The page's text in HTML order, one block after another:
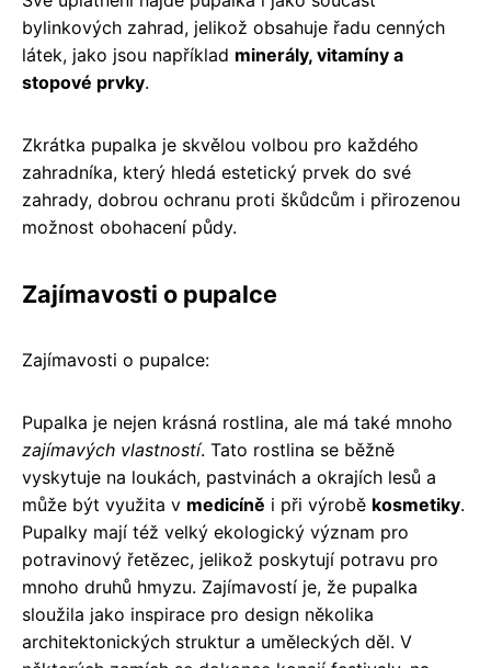
bylinkových zahrad, jelikož obsahuje řadu cenných
látek, jako jsou například minerály, vitamíny a
stopové prvky.
Zkrátka pupalka je skvělou volbou pro každého
zahradníka, který hledá estetický prvek do své
zahrady, dobrou ochranu proti škůdcům i přirozenou
možnost obohacení půdy.
Zajímavosti o pupalce
Zajímavosti o pupalce:
Pupalka je nejen krásná rostlina, ale má také mnoho
zajímavých vlastností. Tato rostlina se běžně
vyskytuje na loukách, pastvinách a okrajích lesů a
může být využita v medicíně i při výrobě kosmetiky.
Pupalky mají též velký ekologický význam pro
potravinový řetězec, jelikož poskytují potravu pro
mnoho druhů hmyzu. Zajímavostí je, že pupalka
sloužila jako inspirace pro design několika
architektonických struktur a uměleckých děl. V